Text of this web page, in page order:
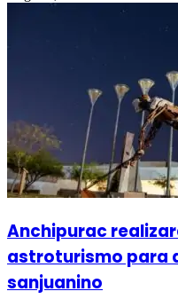
Anchipurac
astroturismo para
sanjuanino